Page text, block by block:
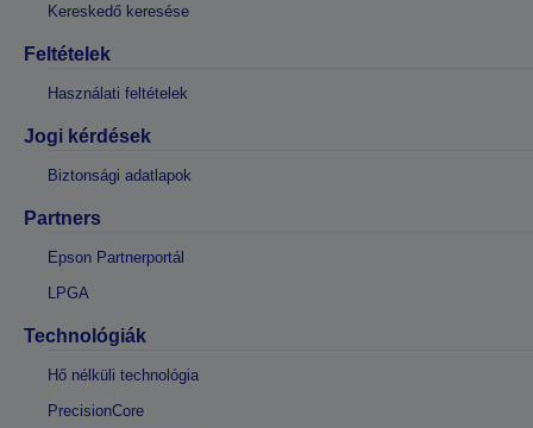
Kereskedő keresése
Feltételek
Használati feltételek
Jogi kérdések
Biztonsági adatlapok
Partners
Epson Partnerportál
LPGA
Technológiák
Hő nélküli technológia
PrecisionCore